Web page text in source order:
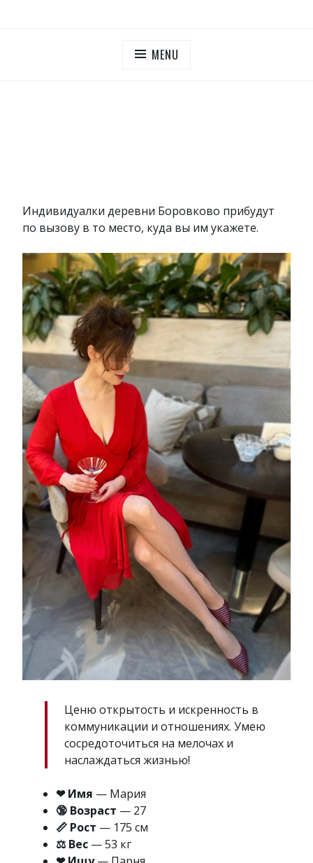
MENU
Индивидуалки деревни Боровково прибудут
по вызову в то место, куда вы им укажете.
Ценю открытость и искренность в
коммуникации и отношениях. Умею
сосредоточиться на мелочах и
наслаждаться жизнью!
❤ Имя — Мария
🔞 Возраст — 27
📏 Рост — 175 см
⚖ Вес — 53 кг